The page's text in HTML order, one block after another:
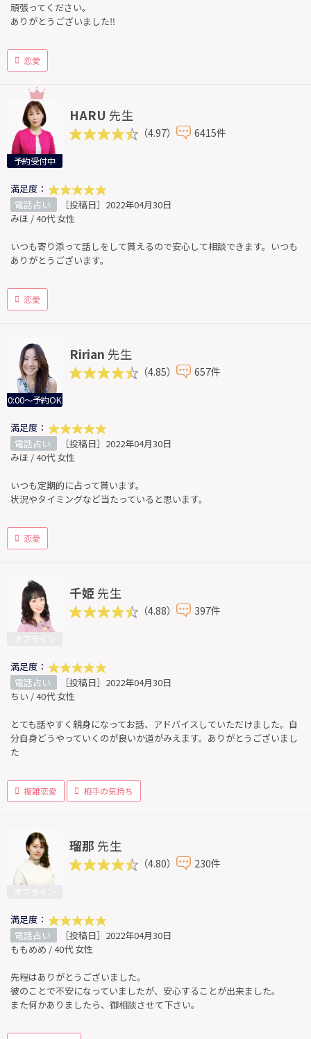
頑張ってください。
ありがとうございました‼︎
恋愛
予約受付中
HARU 先生
（4.97） 6415件
満足度：
電話占い
［投稿日］2022年04月30日
みほ / 40代 女性
いつも寄り添って話しをして貰えるので安心して相談できます。いつも
ありがとうございます。
恋愛
0:00～予約OK
Ririan 先生
（4.85） 657件
満足度：
電話占い
［投稿日］2022年04月30日
みほ / 40代 女性
いつも定期的に占って貰います。
状況やタイミングなど当たっていると思います。
恋愛
千姫 先生
（4.88） 397件
満足度：
電話占い
［投稿日］2022年04月30日
ちい / 40代 女性
とても話やすく親身になってお話、アドバイスしていただけました。自
分自身どうやっていくのが良いか道がみえます。ありがとうございまし
た
複雑恋愛 相手の気持ち
瑠那 先生
（4.80） 230件
満足度：
電話占い
［投稿日］2022年04月30日
ももめめ / 40代 女性
先程はありがとうございました。
彼のことで不安になっていましたが、安心することが出来ました。
また何かありましたら、御相談させて下さい。